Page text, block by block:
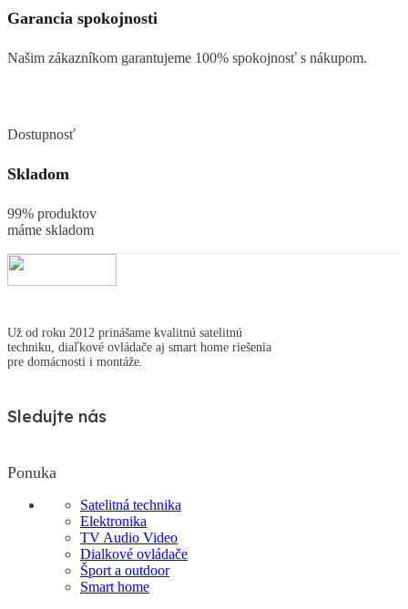
Garancia spokojnosti
Našim zákazníkom garantujeme 100% spokojnosť s nákupom.
Dostupnosť
Skladom
99% produktov
máme skladom
Už od roku 2012 prinášame kvalitnú satelitnú
techniku, diaľkové ovládače aj smart home riešenia
pre domácnosti i montáže.
Sledujte nás
Ponuka
Satelitná technika
Elektronika
TV Audio Video
Dialkové ovládače
Šport a outdoor
Smart home